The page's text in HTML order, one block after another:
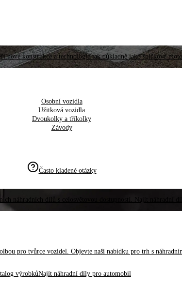
nové konstrukce a technologie tak důkladně jako špičkové
Osobní vozidla
Užitková vozidla
Dvoukolky a tříkolky
Závody
Často kladené otázky
náhradních dílů s celosvětovou dostupností. Najít náhradní
pro tvůrce vozidel. Objevte naši nabídku pro trh s
výrobkůNajít náhradní díly pro automobil